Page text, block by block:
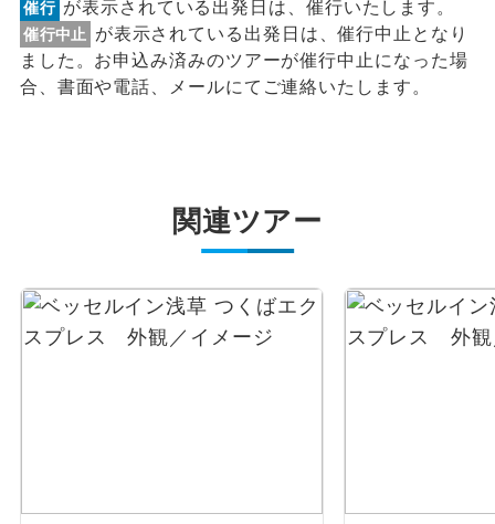
催行 が表示されている出発日は、催行いたします。
催行中止
が表示されている出発日は、催行中止となり
ました。お申込み済みのツアーが催行中止になった場
合、書面や電話、メールにてご連絡いたします。
関連ツアー